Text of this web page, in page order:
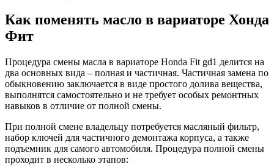
Как поменять масло в вариаторе Хонда
Фит
Процедура смены масла в вариаторе Honda Fit gd1 делится на
два основных вида – полная и частичная. Частичная замена по
обыкновению заключается в виде простого долива вещества,
выполнятся самостоятельно и не требует особых ремонтных
навыков в отличие от полной смены.
При полной смене владельцу потребуется масляный фильтр,
набор ключей для частичного демонтажа корпуса, а также
подъемник для самого автомобиля. Процедура полной смены
проходит в несколько этапов: